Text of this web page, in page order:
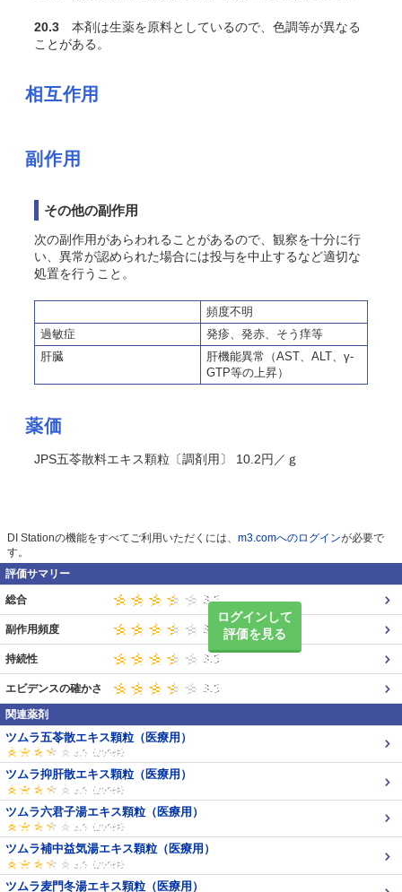
20.3 本剤は生薬を原料としているので、色調等が異なる
ことがある。
相互作用
副作用
その他の副作用
次の副作用があらわれることがあるので、観察を十分に行
い、異常が認められた場合には投与を中止するなど適切な
処置を行うこと。
頻度不明
過敏症
発疹、発赤、 そう 痒等
肝臓
肝機能異常（AST、ALT、γ-
GTP等の上昇）
薬価
JPS五苓散料エキス顆粒〔調剤用〕 10.2円／ｇ
DI Stationの機能をすべてご利用いただくには、 m3.comへのログインが必要で
す。
評価サマリー
ログインして
評価を見る
総合
副作用頻度
持続性
エビデンスの確かさ
関連薬剤
ツムラ五苓散エキス顆粒（医療用）
ツムラ抑肝散エキス顆粒（医療用）
ツムラ六君子湯エキス顆粒（医療用）
ツムラ補中益気湯エキス顆粒（医療用）
ツムラ麦門冬湯エキス顆粒（医療用）